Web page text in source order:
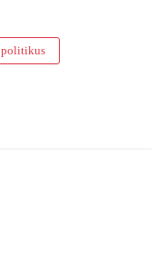
politikus